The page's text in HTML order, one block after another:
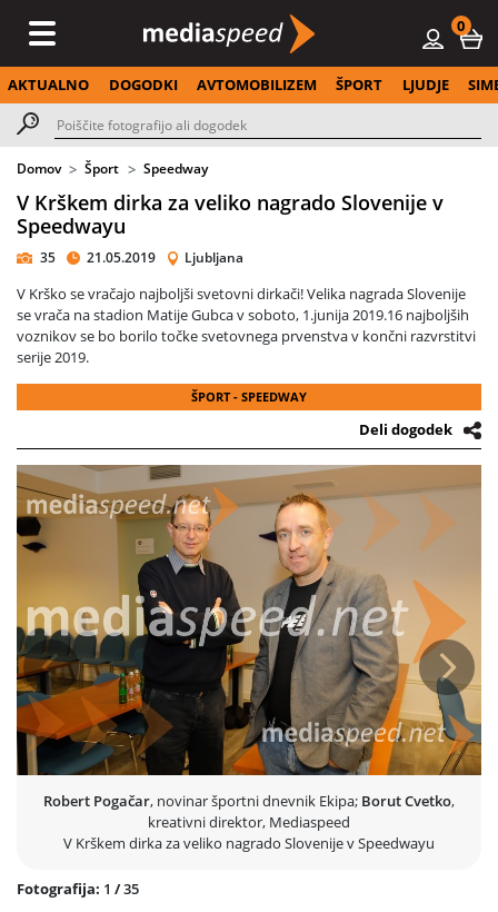
0
AKTUALNO DOGODKI AVTOMOBILIZEM ŠPORT LJUDJE
Domov Šport Speedway
V Krškem dirka za veliko nagrado Slovenije v
Speedwayu
35 21.05.2019 Ljubljana
V Krško se vračajo najboljši svetovni dirkači! Velika nagrada Slovenije
se vrača na stadion Matije Gubca v soboto, 1.junija 2019.16 najboljših
voznikov se bo borilo točke svetovnega prvenstva v končni razvrstitvi
serije 2019.
ŠPORT - SPEEDWAY
Deli dogodek
Robert Pogačar, novinar športni dnevnik Ekipa; Borut Cvetko,
kreativni direktor, Mediaspeed
V Krškem dirka za veliko nagrado Slovenije v Speedwayu
Prejšnja
Fotografija: 1 /35